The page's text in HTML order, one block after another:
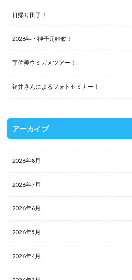
日帰り田子！
2026年・神子元始動！
宇佐美ウミガメツアー！
鍵井さんによるフォトセミナー！
アーカイブ
2026年8月
2026年7月
2026年6月
2026年5月
2026年4月